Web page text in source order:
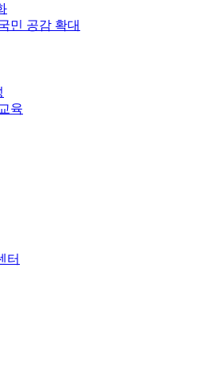
민 공감 확대
육
터